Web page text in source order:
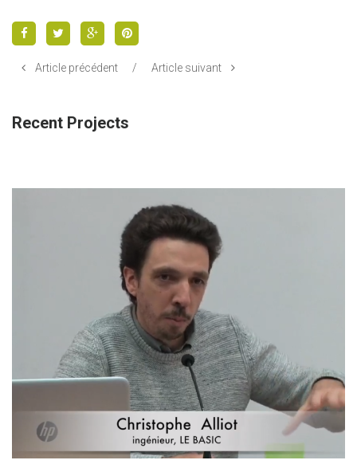
Article précédent / Article suivant
Recent Projects